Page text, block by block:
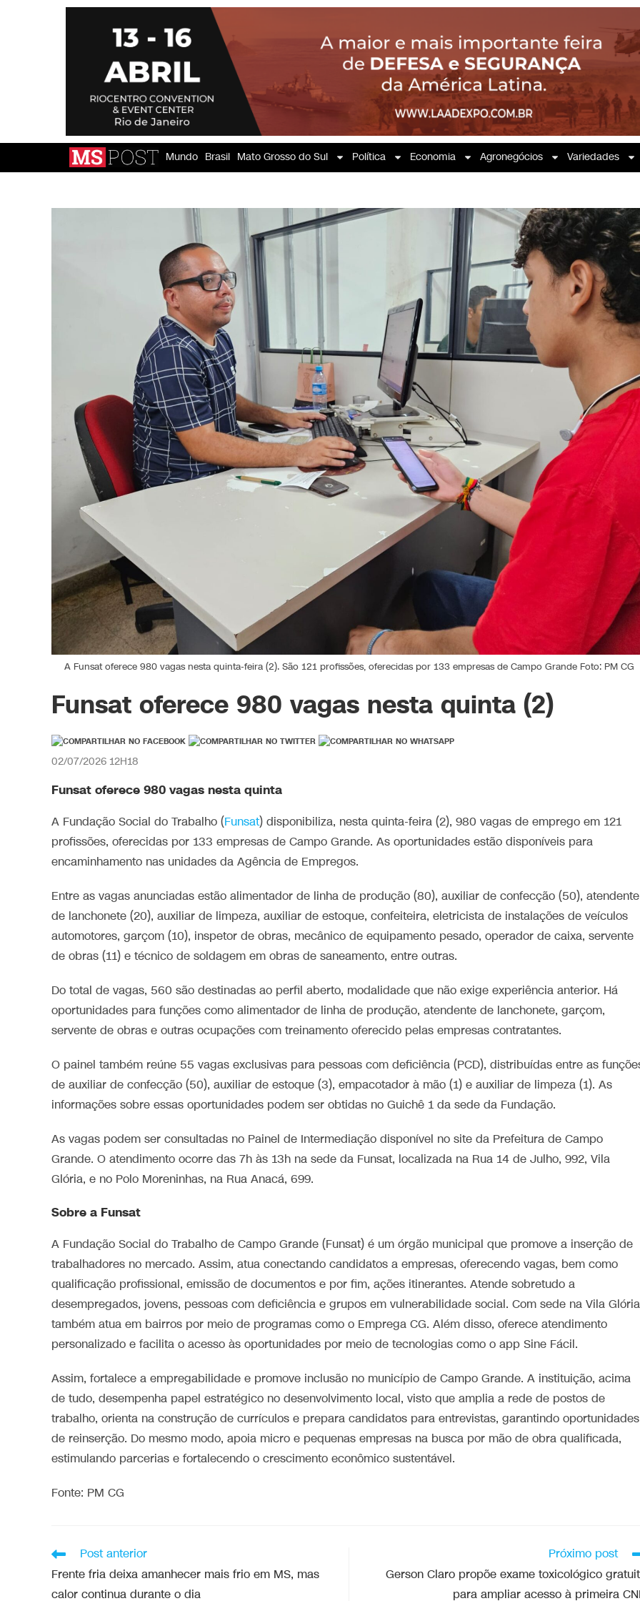
Mundo Brasil Mato Grosso do Sul Política Economia Agronegócios Variedades
A Funsat oferece 980 vagas nesta quinta-feira (2). São 121 profissões, oferecidas por 133 empresas de Campo Grande Foto: PM CG
Funsat oferece 980 vagas nesta quinta (2)
02/07/2026 12H18
Funsat oferece 980 vagas nesta quinta
A Fundação Social do Trabalho (Funsat) disponibiliza, nesta quinta-feira (2), 980 vagas de emprego em 121
profissões, oferecidas por 133 empresas de Campo Grande. As oportunidades estão disponíveis para
encaminhamento nas unidades da Agência de Empregos.
Entre as vagas anunciadas estão alimentador de linha de produção (80), auxiliar de confecção (50), atendente
de lanchonete (20), auxiliar de limpeza, auxiliar de estoque, confeiteira, eletricista de instalações de veículos
automotores, garçom (10), inspetor de obras, mecânico de equipamento pesado, operador de caixa, servente
de obras (11) e técnico de soldagem em obras de saneamento, entre outras.
Do total de vagas, 560 são destinadas ao perfil aberto, modalidade que não exige experiência anterior. Há
oportunidades para funções como alimentador de linha de produção, atendente de lanchonete, garçom,
servente de obras e outras ocupações com treinamento oferecido pelas empresas contratantes.
O painel também reúne 55 vagas exclusivas para pessoas com deficiência (PCD), distribuídas entre as
de auxiliar de confecção (50), auxiliar de estoque (3), empacotador à mão (1) e auxiliar de limpeza (1). As
informações sobre essas oportunidades podem ser obtidas no Guichê 1 da sede da Fundação.
As vagas podem ser consultadas no Painel de Intermediação disponível no site da Prefeitura de Campo
Grande. O atendimento ocorre das 7h às 13h na sede da Funsat, localizada na Rua 14 de Julho, 992, Vila
Glória, e no Polo Moreninhas, na Rua Anacá, 699.
Sobre a Funsat
A Fundação Social do Trabalho de Campo Grande (Funsat) é um órgão municipal que promove a inserção de
trabalhadores no mercado. Assim, atua conectando candidatos a empresas, oferecendo vagas, bem como
qualificação profissional, emissão de documentos e por fim, ações itinerantes. Atende sobretudo a
desempregados, jovens, pessoas com deficiência e grupos em vulnerabilidade social. Com sede na Vila
também atua em bairros por meio de programas como o Emprega CG. Além disso, oferece atendimento
personalizado e facilita o acesso às oportunidades por meio de tecnologias como o app Sine Fácil.
Assim, fortalece a empregabilidade e promove inclusão no município de Campo Grande. A instituição, acima
de tudo, desempenha papel estratégico no desenvolvimento local, visto que amplia a rede de postos de
trabalho, orienta na construção de currículos e prepara candidatos para entrevistas, garantindo oportunidades
de reinserção. Do mesmo modo, apoia micro e pequenas empresas na busca por mão de obra qualificada,
estimulando parcerias e fortalecendo o crescimento econômico sustentável.
Fonte: PM CG
Post anterior
Frente fria deixa amanhecer mais frio em MS, mas
calor continua durante o dia
Próximo post
Gerson Claro propõe exame toxicológico
para ampliar acesso à primeira